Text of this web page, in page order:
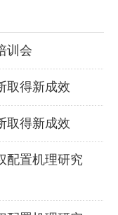
训会
取得新成效
取得新成效
配置机理研究